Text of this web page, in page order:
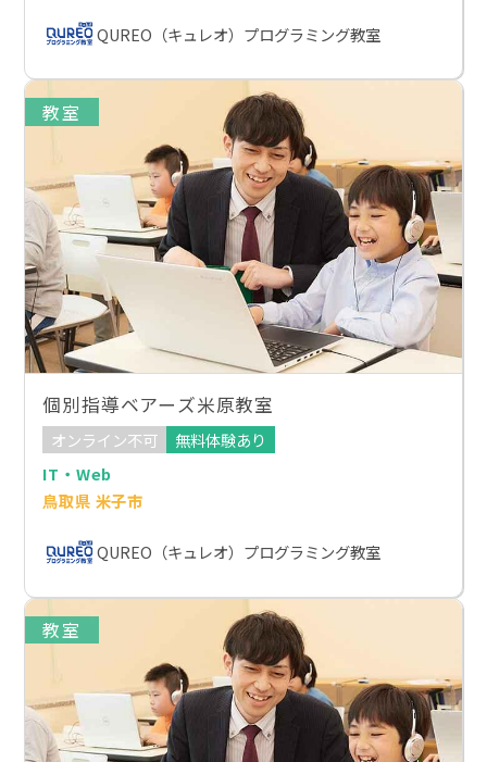
QUREO（キュレオ）プログラミング教室
教室
個別指導ベアーズ米原教室
オンライン不可
無料体験あり
IT・Web
鳥取県 米子市
QUREO（キュレオ）プログラミング教室
教室